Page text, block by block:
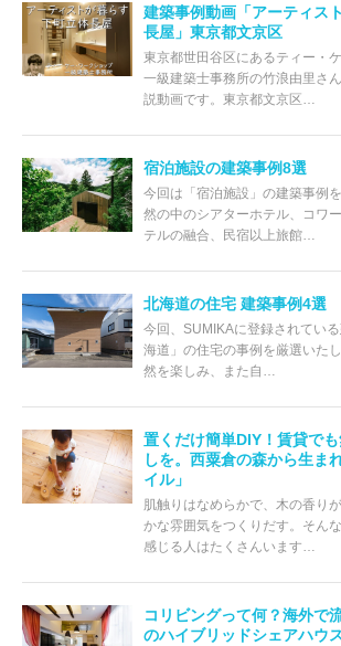
建築事例動画「アーティス
長屋」東京都文京区
東京都世田谷区にあるティー・
一級建築士事務所の竹浪由里さ
説動画です。東京都文京区…
宿泊施設の建築事例8選
今回は「宿泊施設」の建築事例
然の中のシアターホテル、コワ
テルの融合、民宿以上旅館…
北海道の住宅 建築事例4選
今回、SUMIKAに登録されてい
海道」の住宅の事例を厳選いた
然を楽しみ、また自…
置くだけ簡単DIY！賃貸で
しを。西粟倉の森から生ま
イル」
肌触りはなめらかで、木の香り
かな雰囲気をつくりだす。そん
感じる人はたくさんいます…
コリビングって何？海外で
のハイブリッドシェアハウ